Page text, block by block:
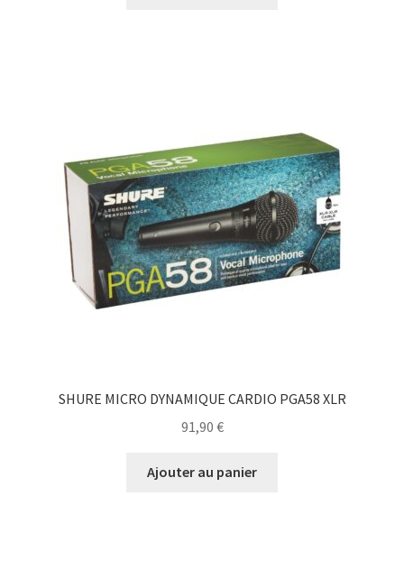
SHURE MICRO DYNAMIQUE CARDIO PGA58 XLR
91,90 €
Ajouter au panier